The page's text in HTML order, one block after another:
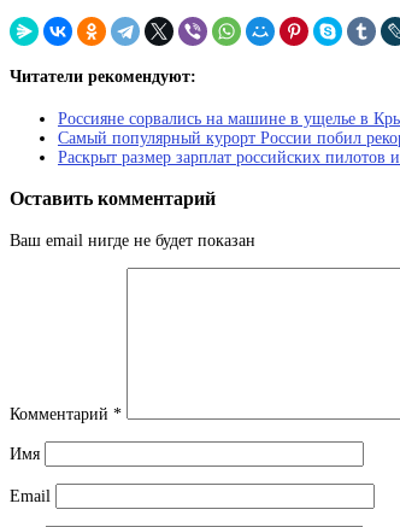
Читатели рекомендуют:
Россияне сорвались на машине в ущелье в
Самый популярный курорт России побил
Раскрыт размер зарплат российских пилотов
Оставить комментарий
Ваш email нигде не будет показан
Комментарий *
Имя
Email